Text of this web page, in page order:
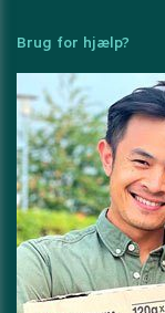
Brug for hjælp?